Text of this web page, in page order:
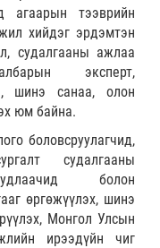
агаарын тээврийн
хийдэг эрдэмтэн
судалгааны ажлаа
эксперт,
шинэ санаа, олон
юм байна.
боловсруулагчид,
судалгааны
болон
өргөжүүлэх, шинэ
Монгол Улсын
ирээдүйн чиг